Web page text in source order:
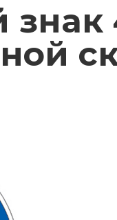
(Хомуты)
батарее